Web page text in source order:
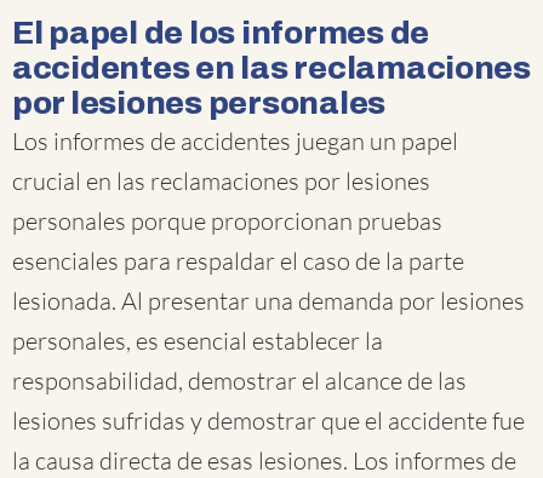
El papel de los informes de
accidentes en las reclamaciones
por lesiones personales
Los informes de accidentes juegan un papel
crucial en las reclamaciones por lesiones
personales porque proporcionan pruebas
esenciales para respaldar el caso de la parte
lesionada. Al presentar una demanda por lesiones
personales, es esencial establecer la
responsabilidad, demostrar el alcance de las
lesiones sufridas y demostrar que el accidente fue
la causa directa de esas lesiones. Los informes de